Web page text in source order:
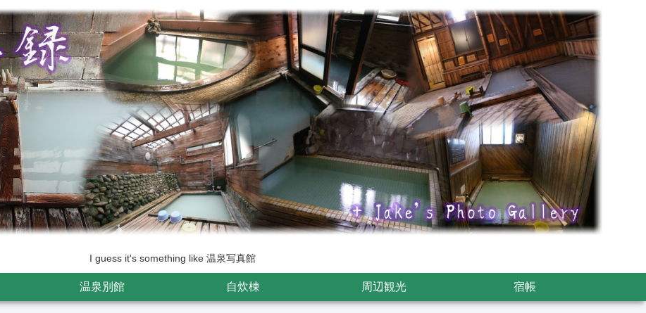
I guess it's something like 温泉写真館
温泉別館 自炊棟 周辺観光 宿帳